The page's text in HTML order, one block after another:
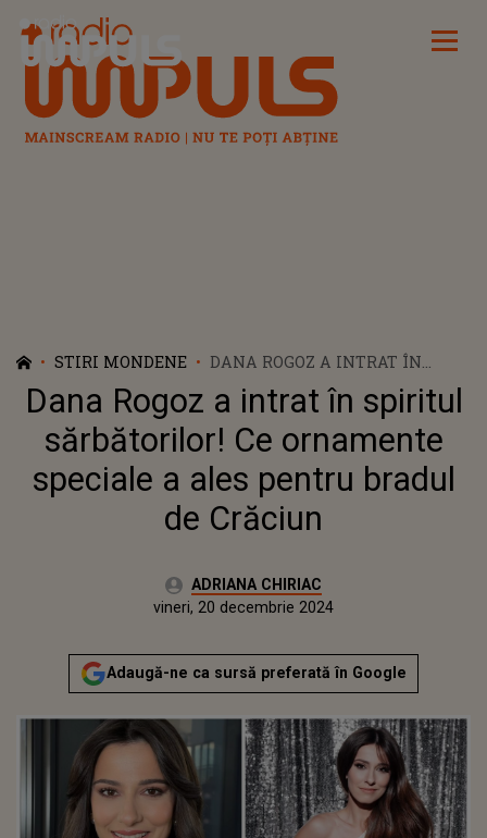
Radio Impuls
STIRI MONDENE
DANA ROGOZ A INTRAT ÎN
SPIRITUL SĂRBĂTORILOR! CE
ORNAMENTE SPECIALE A ALES
PENTRU BRADUL DE CRĂCIUN
Dana Rogoz a intrat în spiritul
sărbătorilor! Ce ornamente
speciale a ales pentru bradul
de Crăciun
Autor:ADRIANA CHIRIAC
vineri, 20 decembrie 2024Actualizat:
vineri, 20 decembrie 2024
Adaugă-ne ca sursă preferată în Google